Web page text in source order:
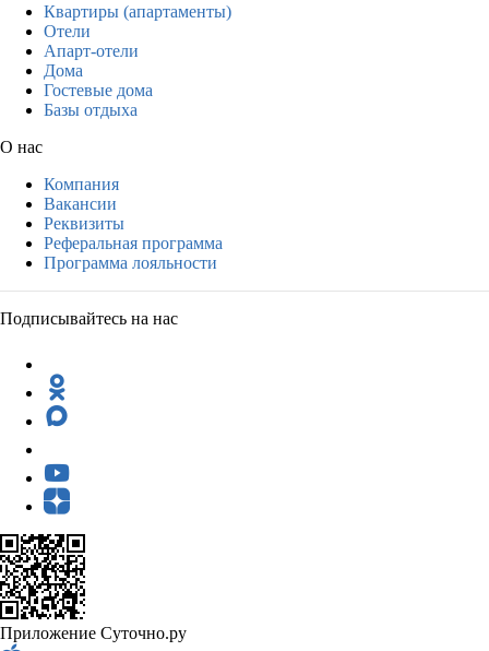
Квартиры (апартаменты)
Отели
Апарт-отели
Дома
Гостевые дома
Базы отдыха
О нас
Компания
Вакансии
Реквизиты
Реферальная программа
Программа лояльности
Подписывайтесь на нас
Приложение Суточно.ру